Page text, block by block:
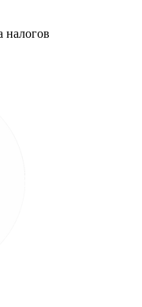
налогов